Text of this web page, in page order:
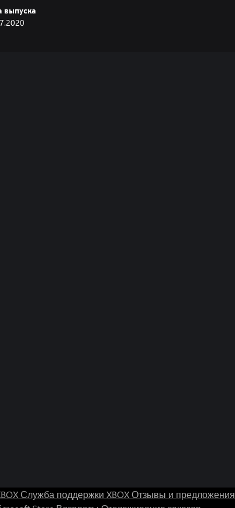
выпуска
Служба поддержки XBOXОтзывы и предложения